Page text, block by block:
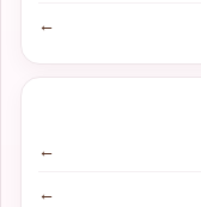
←
←
←